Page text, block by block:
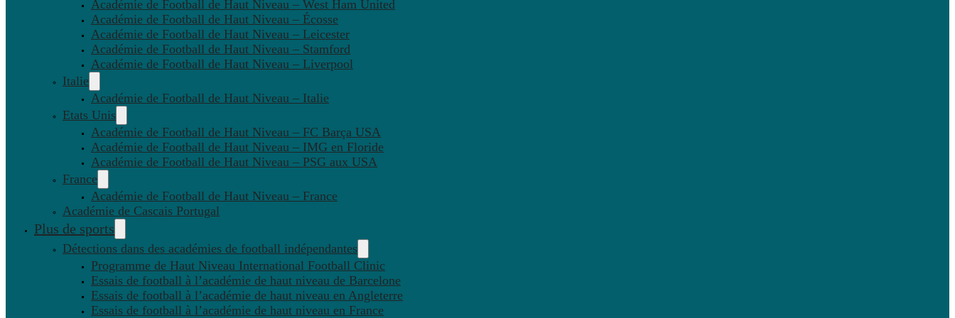
Académie de Football de Haut Niveau – West Ham United
Académie de Football de Haut Niveau – Écosse
Académie de Football de Haut Niveau – Leicester
Académie de Football de Haut Niveau – Stamford
Académie de Football de Haut Niveau – Liverpool
Italie
Académie de Football de Haut Niveau – Italie
Etats Unis
Académie de Football de Haut Niveau – FC Barça USA
Académie de Football de Haut Niveau – IMG en Floride
Académie de Football de Haut Niveau – PSG aux USA
France
Académie de Football de Haut Niveau – France
Académie de Cascais Portugal
Plus de sports
Détections dans des académies de football indépendantes
Programme de Haut Niveau International Football Clinic
Essais de football à l’académie de haut niveau de Barcelone
Essais de football à l’académie de haut niveau en Angleterre
Essais de football à l’académie de haut niveau en France